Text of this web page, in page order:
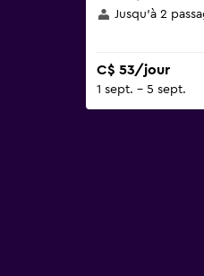
Range:
0
Jusqu’à 2
C$ 53/jour
1 sept. - 5 sept.